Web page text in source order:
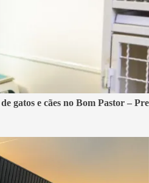
gatos e cães no Bom Pastor –